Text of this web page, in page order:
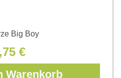
Big Boy
€